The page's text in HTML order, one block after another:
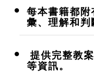
每本書籍都
彙、理解和判
提供完整教
等資訊。